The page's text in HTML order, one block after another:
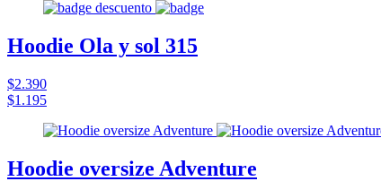
Hoodie Ola y sol 315
$2.390
$1.195
Hoodie oversize Adventure